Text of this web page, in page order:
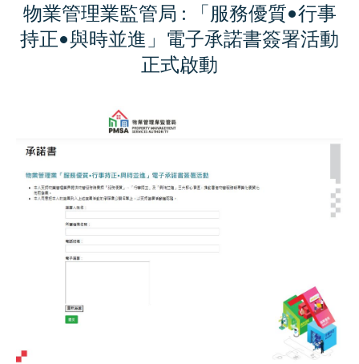
物業管理業監管局 : 「服務優質•行事
持正•與時並進」電子承諾書簽署活動
正式啟動